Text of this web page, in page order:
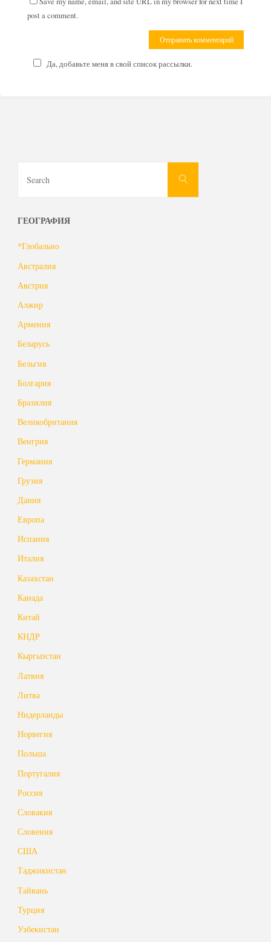
post a comment.
Да, добавьте меня в свой список рассылки.
Search
ГЕОГРАФИЯ
*Глобально
Австралия
Австрия
Алжир
Армения
Беларусь
Бельгия
Болгария
Бразилия
Великобритания
Венгрия
Германия
Грузия
Дания
Европа
Испания
Италия
Казахстан
Канада
Китай
КНДР
Кыргызстан
Латвия
Литва
Нидерланды
Норвегия
Польша
Португалия
Россия
Словакия
Словения
США
Таджикистан
Тайвань
Турция
Узбекистан